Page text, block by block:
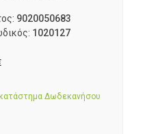
9020050683
1020127
Δωδεκανήσου